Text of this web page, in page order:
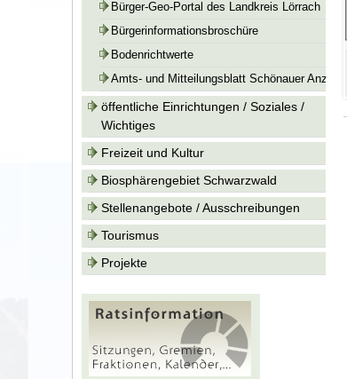
Bürger-Geo-Portal des Landkreis Lörrach
Bürgerinformationsbroschüre
Bodenrichtwerte
Amts- und Mitteilungsblatt Schönauer Anzeiger
öffentliche Einrichtungen / Soziales /
Wichtiges
Freizeit und Kultur
Biosphärengebiet Schwarzwald
Stellenangebote / Ausschreibungen
Tourismus
Projekte